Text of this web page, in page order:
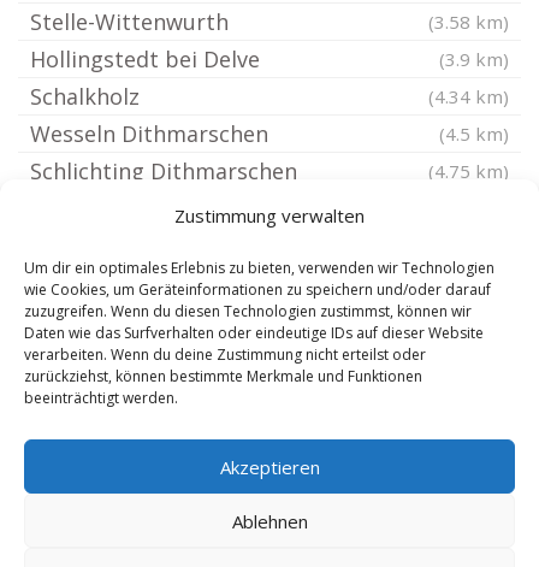
Zustimmung verwalten
Um dir ein optimales Erlebnis zu bieten, verwenden wir Technologien
wie Cookies, um Geräteinformationen zu speichern und/oder darauf
zuzugreifen. Wenn du diesen Technologien zustimmst, können wir
Daten wie das Surfverhalten oder eindeutige IDs auf dieser Website
verarbeiten. Wenn du deine Zustimmung nicht erteilst oder
zurückziehst, können bestimmte Merkmale und Funktionen
beeinträchtigt werden.
Akzeptieren
Ablehnen
Stelle-Wittenwurth (3.58 km)
Hollingstedt bei Delve (3.9 km)
Schalkholz (4.34 km)
Wesseln Dithmarschen (4.5 km)
Schlichting Dithmarschen (4.75 km)
Heide Holstein
Westerborstel (5.07 km)
Gaushorn (5.14 km)
Wallen Holstein
Delve Holstein
Welmbüttel
Rehm-Flehde-Bargen